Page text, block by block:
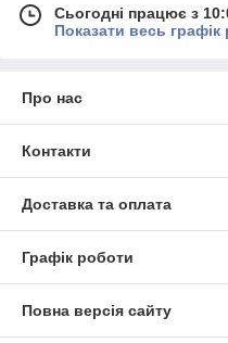
Сьогодні працює з
Показати весь графік
Про нас
Контакти
Доставка та оплата
Графік роботи
Повна версія сайту